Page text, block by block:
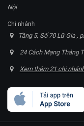
Nội
Chi nhánh
Tầng 5, Số 70 Lữ Gia ,
24 Cách Mạng Tháng
Xem thêm 21 chi